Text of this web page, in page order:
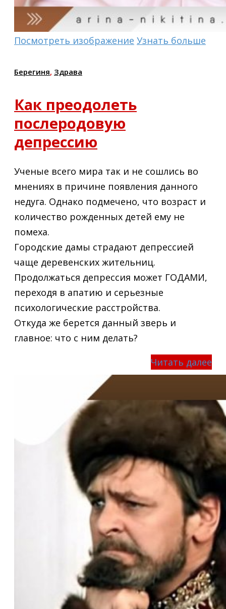
Посмотреть изображение Узнать больше
Берегиня, Здрава
Как преодолеть
послеродовую
депрессию
Ученые всего мира так и не сошлись во
мнениях в причине появления данного
недуга. Однако подмечено, что возраст и
количество рожденных детей ему не
помеха.
Городские дамы страдают депрессией
чаще деревенских жительниц.
Продолжаться депрессия может ГОДАМИ,
переходя в апатию и серьезные
психологические расстройства.
Откуда же берется данный зверь и
главное: что с ним делать?
Читать далее